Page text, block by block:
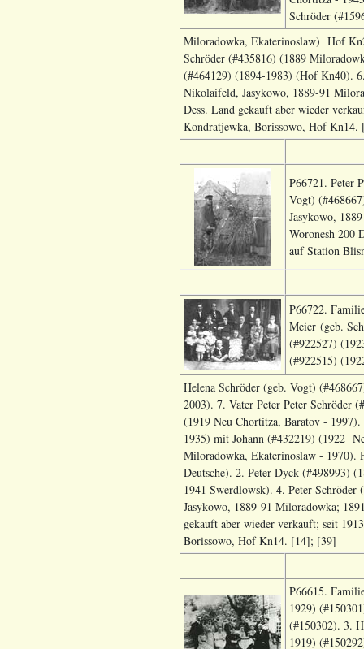
Schröder
Miloradowka, Ekaterinoslaw) Hof
Schröder (#435816) (1889
(#464129) (1894-1983) (Hof Kn40).
Nikolaifeld, Jasykowo, 1889-91
Dess. Land gekauft aber wieder
Kondratjewka, Borissowo, Hof
P66721. Peter
Vogt)
Jasykowo,
Woronesh 200
auf Station
P66722.
Meier (geb.
(#922527)
(#922515)
Helena Schröder (geb. Vogt)
2003). 7. Vater Peter Peter Schröder
(1919 Neu Chortitza, Baratov -
1935) mit Johann (#432219) (1922
Miloradowka, Ekaterinoslaw - 1970).
Deutsche). 2. Peter Dyck (#498993)
1941 Swerdlowsk). 4. Peter
Jasykowo, 1889-91 Miloradowka;
gekauft aber wieder verkauft; seit
Borissowo, Hof Kn14. [14]; [39]
P66615.
1929)
(#150302). 3.
1919)